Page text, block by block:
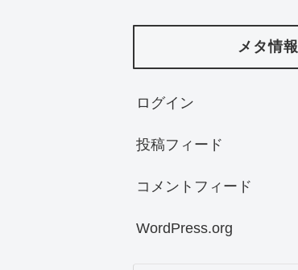
メタ情報
ログイン
投稿フィード
コメントフィード
WordPress.org